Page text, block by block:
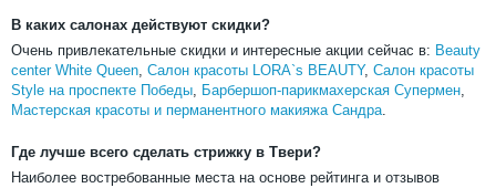
В каких салонах действуют скидки?
Очень привлекательные скидки и интересные акции сейчас в: Beauty
center White Queen, Салон красоты LORA`s BEAUTY, Салон красоты
Style на проспекте Победы, Барбершоп-парикмахерская Супермен,
Мастерская красоты и перманентного макияжа Сандра.
Где лучше всего сделать стрижку в Твери?
Наиболее востребованные места на основе рейтинга и отзывов